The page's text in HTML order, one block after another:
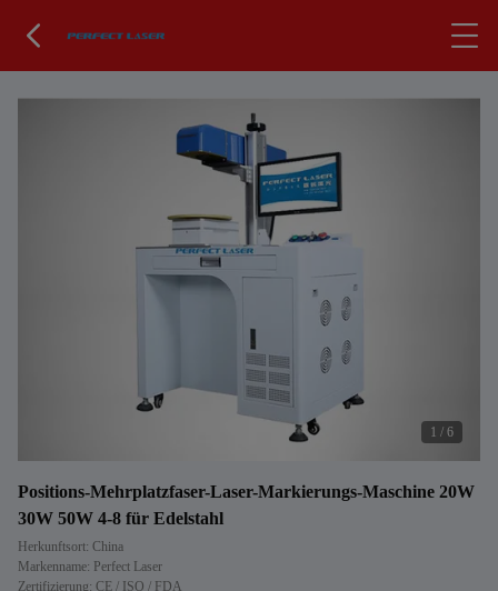
1 / 6
Positions-Mehrplatzfaser-Laser-Markierungs-Maschine 20W
30W 50W 4-8 für Edelstahl
Herkunftsort: China
Markenname: Perfect Laser
Zertifizierung: CE / ISO / FDA